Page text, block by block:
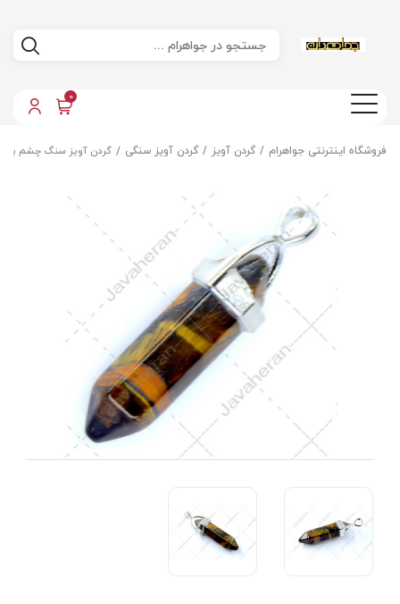
0
فروشگاه اینترنتی جواهرام گردن آویز گردن آویز سنگی گردن آویز سنگ چشم